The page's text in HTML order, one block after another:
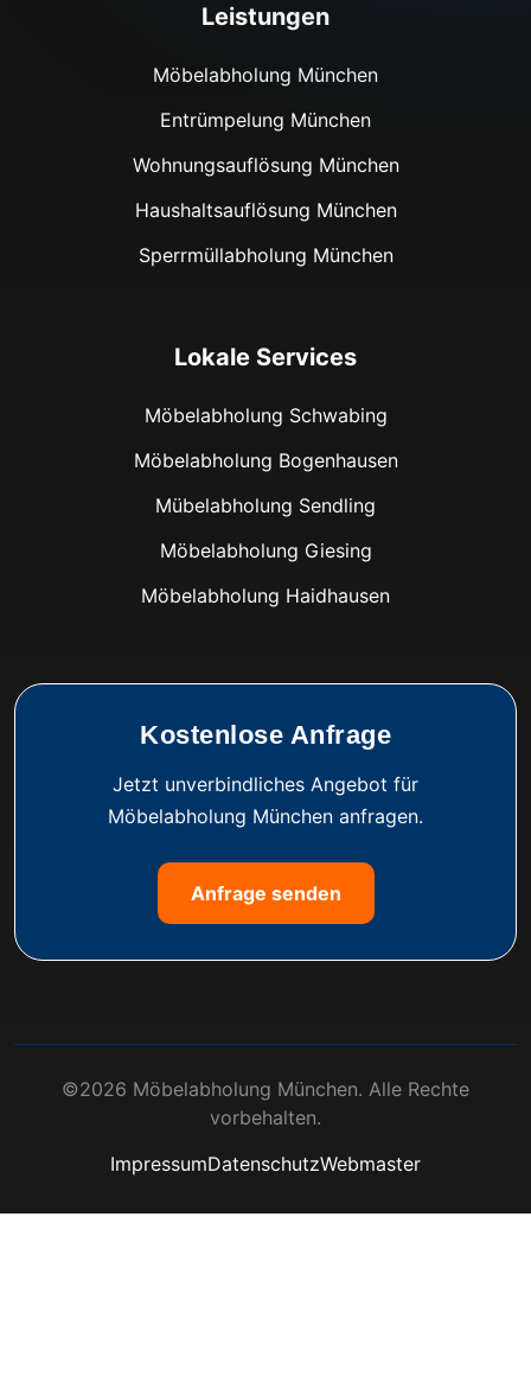
Leistungen
Möbelabholung München
Entrümpelung München
Wohnungsauflösung München
Haushaltsauflösung München
Sperrmüllabholung München
Lokale Services
Möbelabholung Schwabing
Möbelabholung Bogenhausen
Mübelabholung Sendling
Möbelabholung Giesing
Möbelabholung Haidhausen
Kostenlose Anfrage
Jetzt unverbindliches Angebot für
Möbelabholung München anfragen.
Anfrage senden
©2026 Möbelabholung München. Alle Rechte
vorbehalten.
ImpressumDatenschutzWebmaster